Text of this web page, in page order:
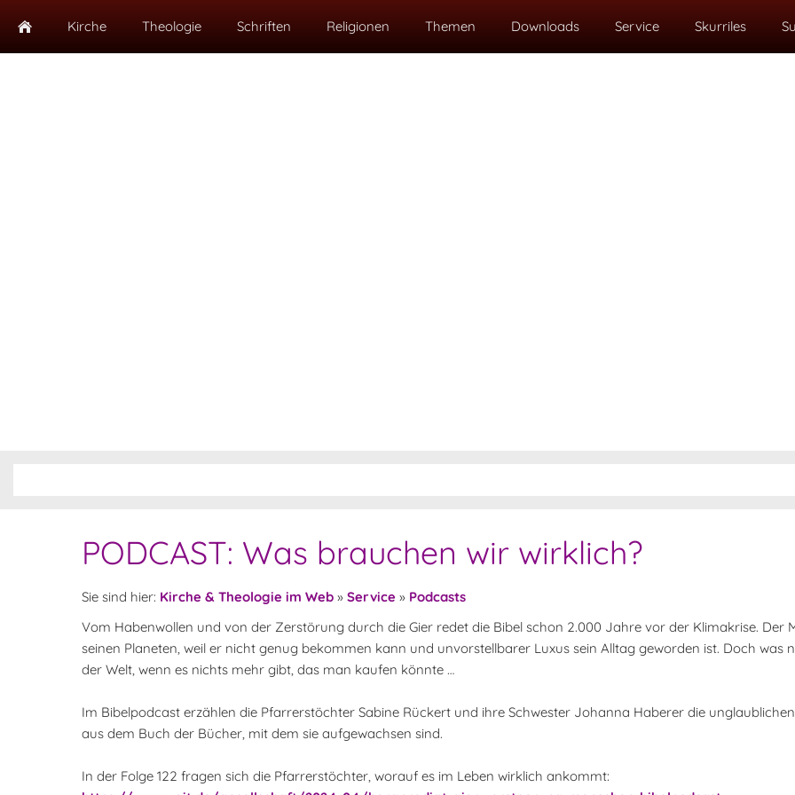
Kirche Theologie Schriften Religionen Themen Downloads Service Skurriles
PODCAST: Was brauchen wir wirklich?
Sie sind hier: Kirche & Theologie im Web » Service » Podcasts
Vom Habenwollen und von der Zerstörung durch die Gier redet die Bibel schon 2.000 Jahre vor der Klimakrise. Der
seinen Planeten, weil er nicht genug bekommen kann und unvorstellbarer Luxus sein Alltag geworden ist. Doch was
der Welt, wenn es nichts mehr gibt, das man kaufen könnte …
Im Bibelpodcast erzählen die Pfarrerstöchter Sabine Rückert und ihre Schwester Johanna Haberer die
aus dem Buch der Bücher, mit dem sie aufgewachsen sind.
In der Folge 122 fragen sich die Pfarrerstöchter, worauf es im Leben wirklich ankommt: